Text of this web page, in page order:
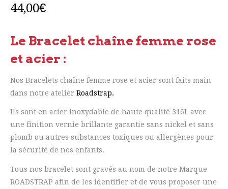
44,00€
Le Bracelet chaîne femme rose
et acier :
Nos Bracelets chaîne femme rose et acier sont faits main
dans notre atelier Roadstrap.
Ils sont en acier inoxydable de haute qualité 316L avec
une finition vernie brillante garantie sans nickel et sans
plomb ou autres substances toxiques ou allergènes pour
la sécurité de nos enfants.
Tous nos bracelet sont gravés au nom de notre Marque
ROADSTRAP afin de les identifier et de vous proposer une